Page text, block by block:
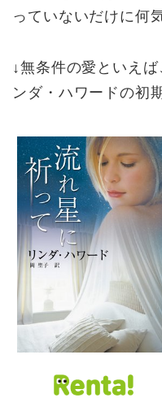
っていないだけに何
↓無条件の愛といえ
ンダ・ハワードの初